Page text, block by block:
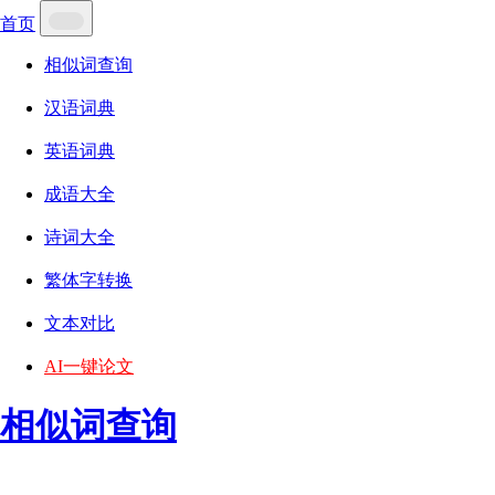
首页
相似词查询
汉语词典
英语词典
成语大全
诗词大全
繁体字转换
文本对比
AI一键论文
相似词查询